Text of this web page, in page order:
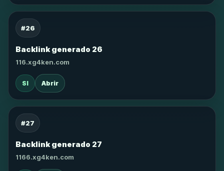
#26
Backlink generado 26
116.xg4ken.com
SI Abrir
#27
Backlink generado 27
1166.xg4ken.com